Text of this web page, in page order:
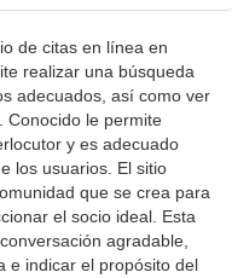
de citas en línea en
realizar una búsqueda
adecuados, así como ver
Conocido le permite
y es adecuado
los usuarios. El sitio
que se crea para
el socio ideal. Esta
agradable,
e indicar el propósito del